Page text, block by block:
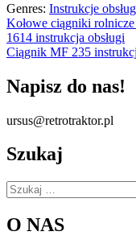
Genres: Instrukcje
Nawigacja
wpisu
Kołowe ciągniki
1614 instrukcja obsługi
Ciągnik MF 235
Napisz do nas!
ursus@retrotraktor.pl
Szukaj
Szukaj:
O NAS